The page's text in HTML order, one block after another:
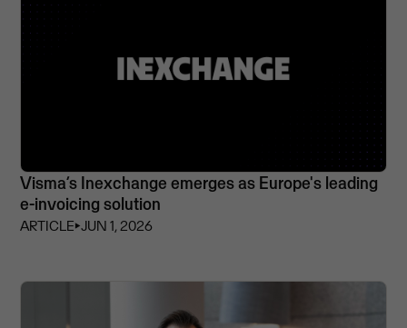
Visma’s Inexchange emerges as Europe's leading
e-invoicing solution
ARTICLE⏵JUN 1, 2026